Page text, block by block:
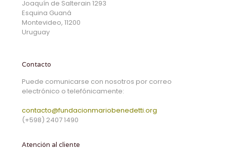
Joaquín de Salterain 1293
Esquina Guaná
Montevideo, 11200
Uruguay
Contacto
Puede comunicarse con nosotros por correo
electrónico o telefónicamente:
contacto@fundacionmariobenedetti.org
(+598) 2407 1490
Atención al cliente